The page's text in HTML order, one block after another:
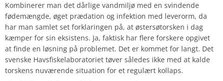
Kombinerer man det dårlige vandmiljø med en svindende
fødemængde, øget prædation og infektion med leverorm, da
har man samlet set forklaringen på, at østersøtorsken i dag
kæmper for sin eksistens. Ja, faktisk har flere forskere opgivet
at finde en løsning på problemet. Det er kommet for langt. Det
svenske Havsfiskelaboratoriet tøver således ikke med at kalde
torskens nuværende situation for et regulært kollaps.